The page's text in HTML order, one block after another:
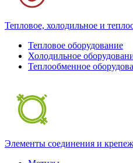
Тепловое, холодильное и
Тепловое оборудование
Холодильное
Теплообменное
Элементы соединения и